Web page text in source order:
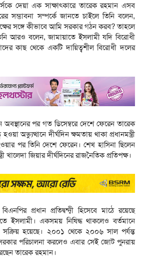
দেয়া এক সাক্ষাৎকারে তারেক রহমান এসব
সম্ভাবনা সম্পর্কে জানতে চাইলে তিনি বলেন,
সঙ্গে কীভাবে আমি সরকার গঠন করব? তাহলে
আরও বলেন, জামায়াতে ইসলামী যদি বিরোধী
কাছ থেকে একটি দায়িত্বশীল বিরোধী দলের
অবস্থানের পর গত ডিসেম্বরে দেশে ফেরেন তারেক
অভ্যুত্থানে দীর্ঘদিন ক্ষমতায় থাকা প্রধানমন্ত্রী
পর তিনি দেশে ফেরেন। শেখ হাসিনা ছিলেন
খালেদা জিয়ার দীর্ঘদিনের রাজনৈতিক প্রতিপক্ষ।
প্রধান প্রতিদ্বন্দ্বী হিসেবে মাঠে রয়েছে
ইসলামী। একসময় নিষিদ্ধ থাকলেও বর্তমানে
হয়েছে। ২০০১ থেকে ২০০৬ সাল পর্যন্ত
পরিচালনা করলেও এবার সেই জোট পুনরায়
তারেক রহমান।